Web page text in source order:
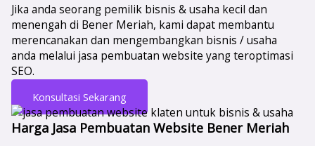
Jika anda seorang pemilik bisnis & usaha kecil dan
menengah di Bener Meriah, kami dapat membantu
merencanakan dan mengembangkan bisnis / usaha
anda melalui jasa pembuatan website yang teroptimasi
SEO.
Konsultasi Sekarang
Harga Jasa Pembuatan Website Bener Meriah